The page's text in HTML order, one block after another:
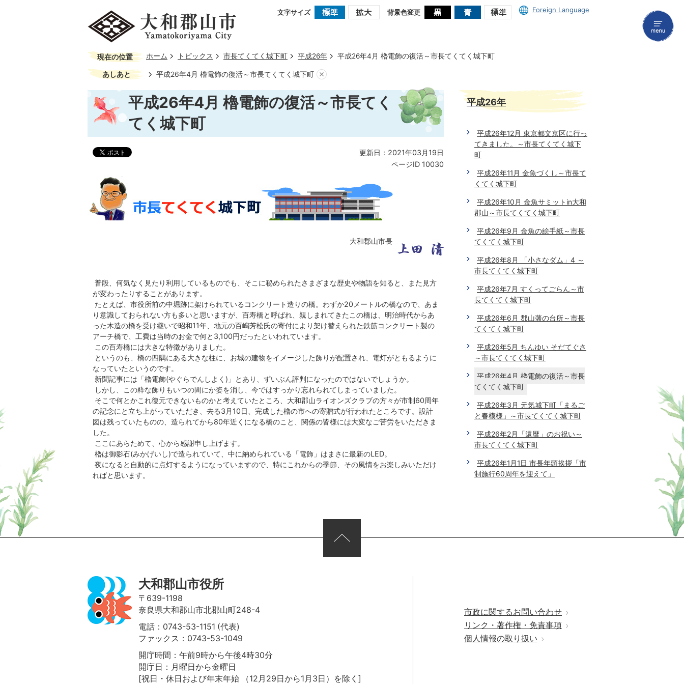
文字サイズ 背景色変更 Foreign Language
現在の位置 ホーム トピックス 市長てくてく城下町 平成26年 平成26年4月 櫓電飾の復活～市長てくてく城下町
あしあと 平成26年4月 櫓電飾の復活～市長てくてく城下町
平成26年4月 櫓電飾の復活～市長てく
てく城下町
更新日：2021年03月19日
ページID 10030
大和郡山市長
普段、何気なく見たり利用しているものでも、そこに秘められたさまざまな歴史や物語を知ると、また見方
が変わったりすることがあります。
たとえば、市役所前の中堀跡に架けられているコンクリート造りの橋。わずか20メートルの橋なので、あま
り意識しておられない方も多いと思いますが、百寿橋と呼ばれ、親しまれてきたこの橋は、明治時代からあ
った木造の橋を受け継いで昭和11年、地元の百嶋芳松氏の寄付により架け替えられた鉄筋コンクリート製の
アーチ橋で、工費は当時のお金で何と3,100円だったといわれています。
この百寿橋には大きな特徴がありました。
というのも、橋の四隅にある大きな柱に、お城の建物をイメージした飾りが配置され、電灯がともるように
なっていたというのです。
新聞記事には「櫓電飾(やぐらでんしよく)」とあり、ずいぶん評判になったのではないでしょうか。
しかし、この粋な飾りもいつの間にか姿を消し、今ではすっかり忘れられてしまっていました。
そこで何とかこれ復元できないものかと考えていたところ、大和郡山ライオンズクラブの方々が市制60周年
の記念にと立ち上がっていただき、去る3月10日、完成した櫓の市への寄贈式が行われたところです。設計
図は残っていたものの、造られてから80年近くになる橋のこと、関係の皆様には大変なご苦労をいただきま
した。
ここにあらためて、心から感謝申し上げます。
櫓は御影石(みかげいし)で造られていて、中に納められている「電飾」はまさに最新のLED。
夜になると自動的に点灯するようになっていますので、特にこれからの季節、その風情をお楽しみいただけ
ればと思います。
平成26年
平成26年12月 東京都文京区に行っ
てきました。～市長てくてく城下
町
平成26年11月 金魚づくし～市長て
くてく城下町
平成26年10月 金魚サミットin大和
郡山～市長てくてく城下町
平成26年9月 金魚の絵手紙～市長
てくてく城下町
平成26年8月 「小さなダム」4 ～
市長てくてく城下町
平成26年7月 すくってごらん～市
長てくてく城下町
平成26年6月 郡山藩の台所～市長
てくてく城下町
平成26年5月 ちんゆい そだてぐさ
～市長てくてく城下町
平成26年4月 櫓電飾の復活～市長
てくてく城下町
平成26年3月 元気城下町「まるご
と春模様」～市長てくてく城下町
平成26年2月「還暦」のお祝い～
市長てくてく城下町
平成26年1月1日 市長年頭挨拶「市
制施行60周年を迎えて」
大和郡山市役所
〒639-1198
奈良県大和郡山市北郡山町248-4
電話：0743-53-1151 (代表)
ファックス：0743-53-1049
開庁時間：午前9時から午後4時30分
開庁日：月曜日から金曜日
[祝日・休日および年末年始
（12月29日から1月3日）を除く]
市政に関するお問い合わせ
リンク・著作権・免責事項
個人情報の取り扱い